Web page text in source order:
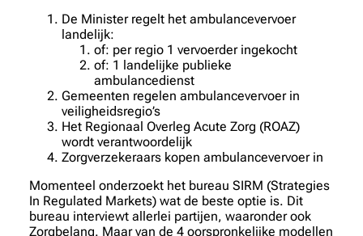
De Minister regelt het ambulancevervoer
landelijk:
of: per regio 1 vervoerder ingekocht
of: 1 landelijke publieke
ambulancedienst
Gemeenten regelen ambulancevervoer in
veiligheidsregio’s
Het Regionaal Overleg Acute Zorg (ROAZ)
wordt verantwoordelijk
Zorgverzekeraars kopen ambulancevervoer in
Momenteel onderzoekt het bureau SIRM (Strategies
In Regulated Markets) wat de beste optie is. Dit
bureau interviewt allerlei partijen, waaronder ook
Zorgbelang. Maar van de 4 oorspronkelijke modellen